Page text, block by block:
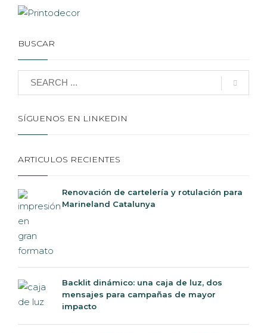
BUSCAR
SÍGUENOS EN LINKEDIN
ARTICULOS RECIENTES
Renovación de cartelería y rotulación para
Marineland Catalunya
Backlit dinámico: una caja de luz, dos
mensajes para campañas de mayor
impacto